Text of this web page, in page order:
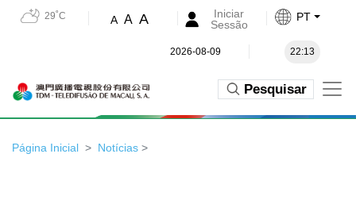
29˚C A A A
Iniciar
Sessão
PT
2026-08-09 22:13
Pesquisar
Página Inicial Notícias >